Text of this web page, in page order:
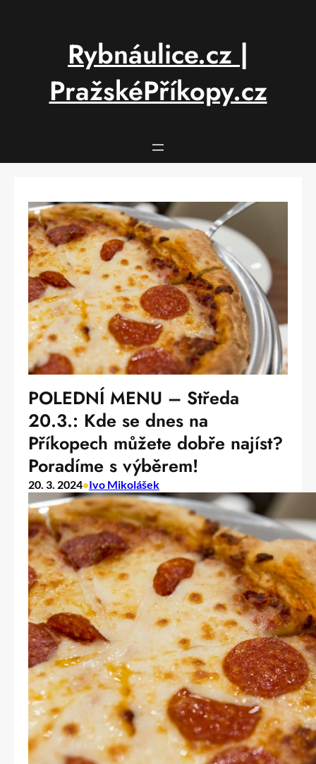
Rybnáulice.cz |
PražskéPříkopy.cz
POLEDNÍ MENU – Středa
20.3.: Kde se dnes na
Příkopech můžete dobře najíst?
Poradíme s výběrem!
20. 3. 2024•Ivo Mikolášek